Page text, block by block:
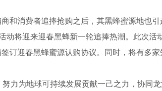
消费者追捧抢购之后，其黑蜂蜜源地也引
将迎来迎春黑蜂新一轮追捧热潮。此次活
订迎春黑蜂蜜源认购协议。同时，将有多
为地球可持续发展贡献一己之力，协同